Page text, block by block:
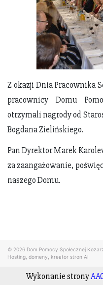
Z okazji Dnia Pracownika
pracownicy Domu
otrzymali nagrody od
Bogdana Zielińskiego.
Pan Dyrektor Marek
za zaangażowanie,
naszego Domu.
© 2026 Dom Pomocy Społecznej
Hosting, domeny, kreator stron AI
Wykonanie strony